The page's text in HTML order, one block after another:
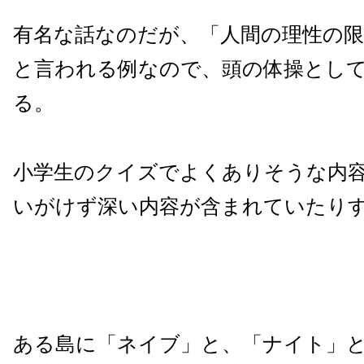
有名な話なのだが、「人間の理性の
と言われる例なので、頭の体操とし
る。
小学生のクイズでよくありそうな内
いがけず深い内容が含まれていたり
ある島に「ネイブ」と、「ナイト」